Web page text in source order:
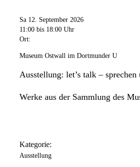
Sa 12. September 2026
11:00 bis 18:00 Uhr
Ort:
Museum Ostwall im Dortmunder U
Ausstellung: let’s talk –
Werke aus der Sammlung des
Kategorie:
Ausstellung